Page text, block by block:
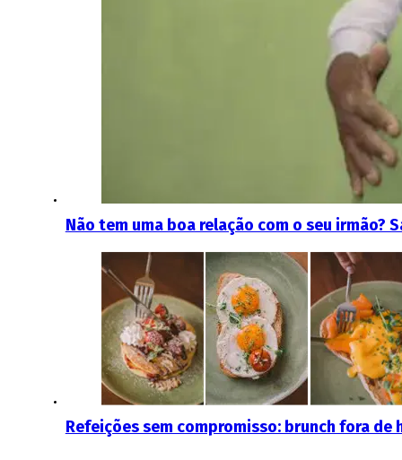
Não tem uma boa relação com o seu irmão?
Refeições sem compromisso: brunch fora de